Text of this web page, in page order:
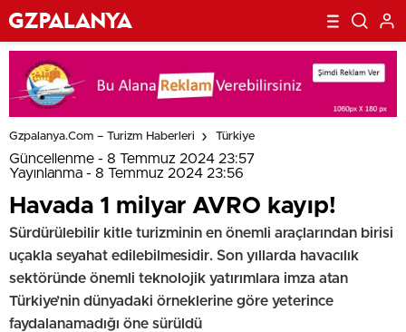
Gzpalanya.com – Turizm Haberleri Türkiye
Güncellenme - 8 Temmuz 2024 23:57
Yayınlanma - 8 Temmuz 2024 23:56
Havada 1 milyar AVRO kayıp!
Sürdürülebilir kitle turizminin en önemli araçlarından birisi
uçakla seyahat edilebilmesidir. Son yıllarda havacılık
sektöründe önemli teknolojik yatırımlara imza atan
Türkiye’nin dünyadaki örneklerine göre yeterince
faydalanamadığı öne sürüldü